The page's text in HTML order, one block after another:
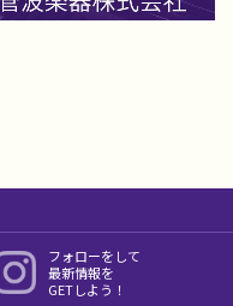
フォローをして
最新情報を
GETしよう！